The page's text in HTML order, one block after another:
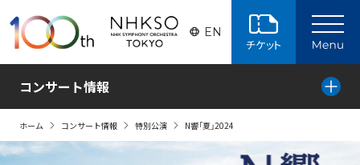
EN
コンサート情報
ホーム コンサート情報 特別公演 N響「夏」2024